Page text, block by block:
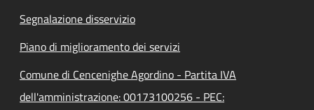
Segnalazione disservizio
Piano di miglioramento dei servizi
Comune di Cencenighe Agordino - Partita IVA
dell'amministrazione: 00173100256 - PEC: